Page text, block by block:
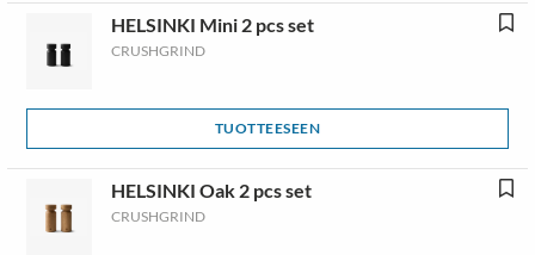
HELSINKI Mini 2 pcs set
CRUSHGRIND
TUOTTEESEEN
HELSINKI Oak 2 pcs set
CRUSHGRIND